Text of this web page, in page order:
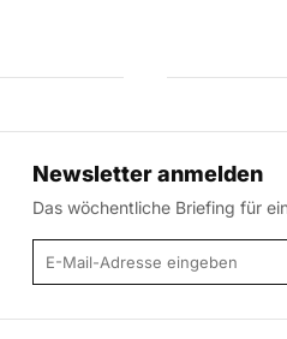
Newsletter anmelden
Das wöchentliche Briefing für
E-Mail-Adresse